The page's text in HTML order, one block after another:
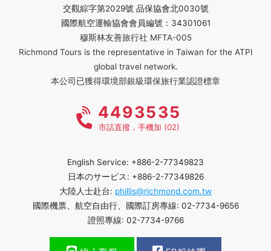
交觀綜字第2029號 品保協會北0030號
國際航空運輸協會會員編號：34301061
穆斯林友善旅行社 MFTA-005
Richmond Tours is the representative in Taiwan for the ATPI
global travel network.
本公司已獲得環境部銀級環保旅行業認證標章
4493535
市話直撥，手機加 (02)
English Service: +886-2-77349823
日本のサービス: +886-2-77349826
大陸人士赴台: phillis@richmond.com.tw
國際機票、航空自由行、國際訂房專線: 02-7734-9656
證照專線: 02-7734-9766